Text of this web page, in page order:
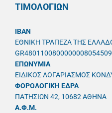
ΤΙΜΟΛΟΓΙΩΝ
IBAN
ΕΘΝΙΚΗ ΤΡΑΠΕΖΑ ΤΗΣ
ΕΠΩΝΥΜΙΑ
ΕΙΔΙΚΟΣ ΛΟΓΑΡΙΑΣΜΟΣ
ΦΟΡΟΛΟΓΙΚΗ ΕΔΡΑ
ΠΑΤΗΣΙΩΝ 42, 10682 ΑΘΗΝΑ
A.Φ.Μ.